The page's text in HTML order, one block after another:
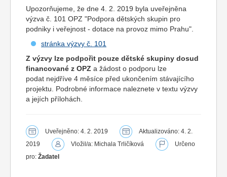
Upozorňujeme, že dne 4. 2. 2019 byla uveřejněna
výzva č. 101 OPZ "Podpora dětských skupin pro
podniky i veřejnost - dotace na provoz mimo Prahu".
stránka výzvy č. 101
Z výzvy lze podpořit pouze dětské skupiny dosud
financované z OPZ a žádost o podporu lze
podat nejdříve 4 měsíce před ukončením stávajícího
projektu. Podrobné informace naleznete v textu výzvy
a jejích přílohách.
Uveřejněno: 4. 2. 2019
Aktualizováno: 4. 2.
2019
Vložil/a: Michala Trličíková
Určeno
pro: Žadatel